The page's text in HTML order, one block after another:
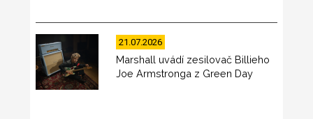
21.07.2026
Marshall uvádí zesilovač Billieho
Joe Armstronga z Green Day